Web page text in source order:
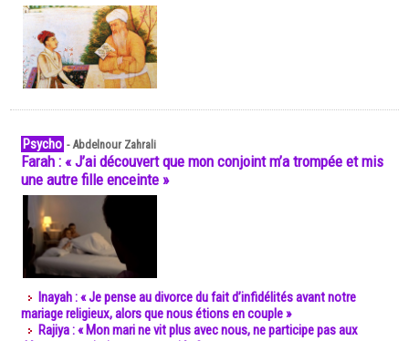
Psycho -Abdelnour Zahrali
Farah : « J’ai découvert que mon conjoint m’a trompée et mis
une autre fille enceinte »
Inayah : « Je pense au divorce du fait d’infidélités avant notre
mariage religieux, alors que nous étions en couple »
Rajiya : « Mon mari ne vit plus avec nous, ne participe pas aux